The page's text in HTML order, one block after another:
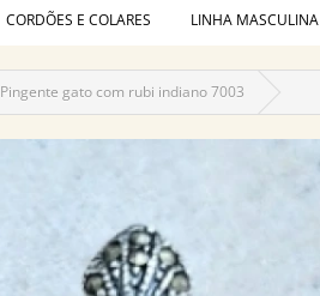
CORDÕES E COLARES LINHA MASCULINA
Pingente gato com rubi indiano 7003